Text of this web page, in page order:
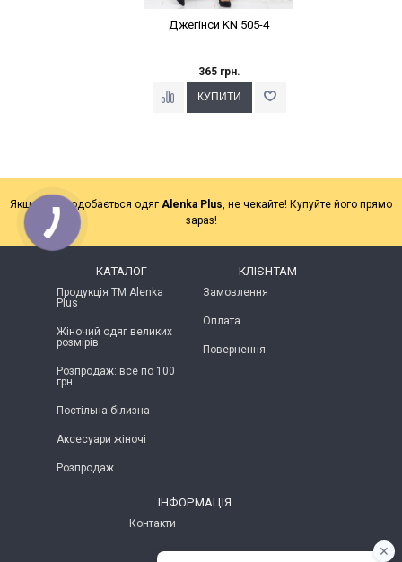
Джегінси KN 505-4
365 грн.
Якщо Вам подобається одяг Alenka Plus , не чекайте! Купуйте його прямо
зараз!
КАТАЛОГ
Продукція ТМ Alenka
Plus
Жіночий одяг великих
розмірів
Розпродаж: все по 100
грн
Постільна білизна
Аксесуари жіночі
Розпродаж
КЛІЄНТАМ
Замовлення
Оплата
Повернення
ІНФОРМАЦІЯ
Контакти